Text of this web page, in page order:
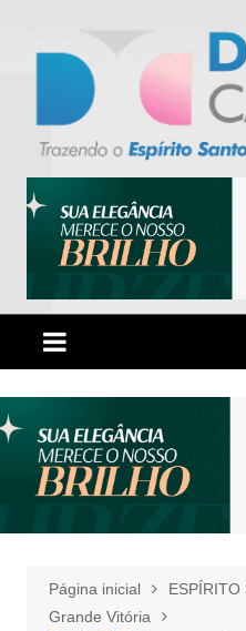
Página inicial ESPÍRITO
Grande Vitória